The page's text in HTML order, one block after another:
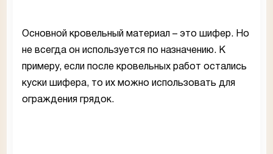
Основной кровельный материал – это шифер. Но
не всегда он используется по назначению. К
примеру, если после кровельных работ остались
куски шифера, то их можно использовать для
ограждения грядок.